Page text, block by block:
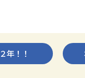
年！！